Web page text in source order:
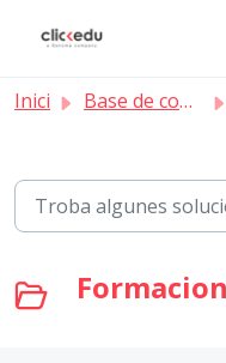
Inici Base de coneixement